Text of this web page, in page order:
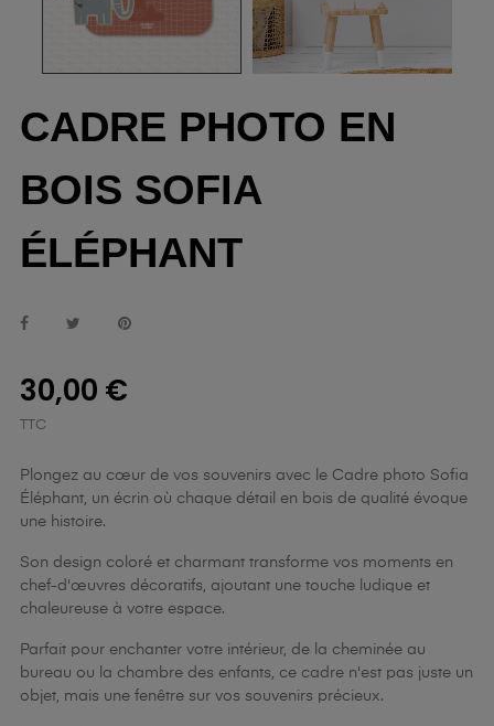
CADRE PHOTO EN
BOIS SOFIA
ÉLÉPHANT
30,00 €
TTC
Plongez au cœur de vos souvenirs avec le Cadre photo Sofia
Éléphant, un écrin où chaque détail en bois de qualité évoque
une histoire.
Son design coloré et charmant transforme vos moments en
chef-d'œuvres décoratifs, ajoutant une touche ludique et
chaleureuse à votre espace.
Parfait pour enchanter votre intérieur, de la cheminée au
bureau ou la chambre des enfants, ce cadre n'est pas juste un
objet, mais une fenêtre sur vos souvenirs précieux.